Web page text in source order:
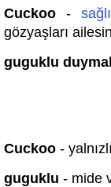
Cuckoo-
gözyaşları
guguklu
Cuckoo -
guguklu - mide